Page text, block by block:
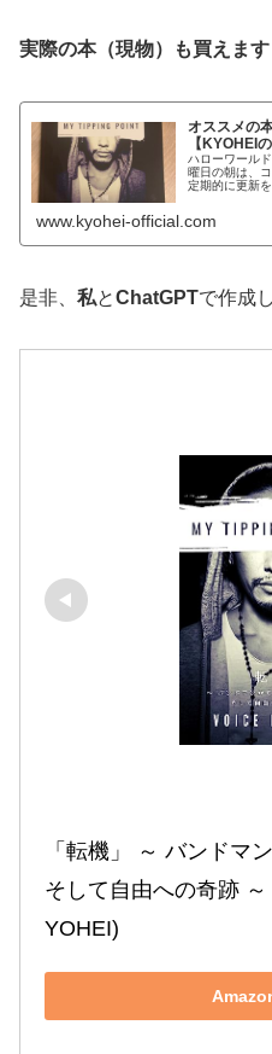
実際の本（現物）も買えます
オススメの
【KYOHEI
ハローワール
曜日の朝は、
定期的に更新
www.kyohei-official.com
是非、 私とChatGPTで作成
「転機」 ～ バンドマ
そして自由への奇跡
YOHEI)